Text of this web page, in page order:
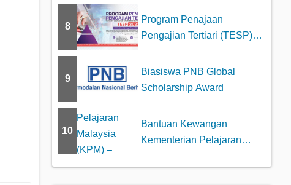
8
Program Penajaan
Pengajian Tertiari (TESP)
9
Biasiswa PNB Global
Scholarship Award
10
Bantuan Kewangan
Kementerian Pelajaran